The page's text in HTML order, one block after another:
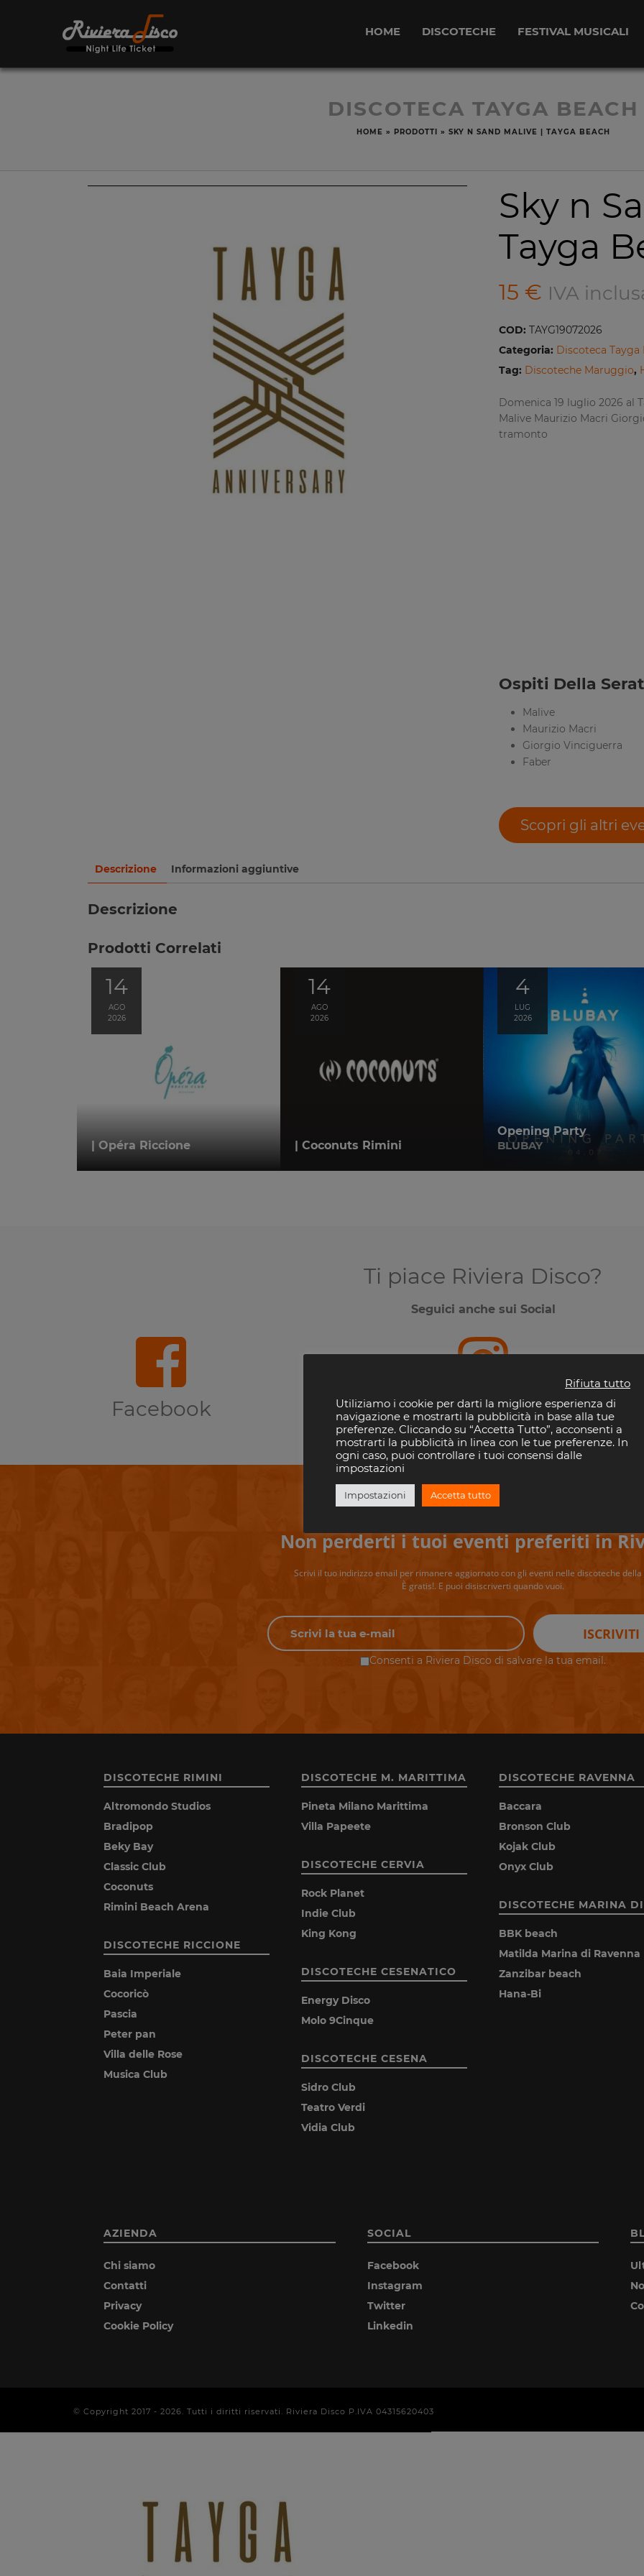
HOME DISCOTECHE FESTIVAL MUSICALI
DISCOTECA TAYGA BEACH
HOME » PRODOTTI » SKY N SAND MALIVE | TAYGA BEACH
Sky n
Tayga
15 € IVA
COD: TAYG19072026
Categoria: Discoteca Tayga
Tag: Discoteche Maruggio,
Domenica 19 luglio 2026 al
Malive Maurizio Macri
tramonto
Ospiti Della
Malive
Maurizio Macri
Giorgio Vinciguerra
Faber
Scopri gli altri
Descrizione Informazioni aggiuntive
Descrizione
Prodotti Correlati
14
AGO
2026
| Opéra Riccione
14
AGO
2026
| Coconuts Rimini
4
LUG
2026
Opening Party
BLUBAY
Ti piace Riviera Disco?
Seguici anche sui Social
Facebook Instagram
Non perderti i tuoi eventi preferiti in
Scrivi il tuo indirizzo email per rimanere aggiornato con gli eventi nelle discoteche
È gratis!. E puoi disiscriverti quando vuoi.
ISCRIVITI
Consenti a Riviera Disco di salvare la tua email.
DISCOTECHE RIMINI
Altromondo Studios
Bradipop
Beky Bay
Classic Club
Coconuts
Rimini Beach Arena
DISCOTECHE RICCIONE
Baia Imperiale
Cocoricò
Pascia
Peter pan
Villa delle Rose
Musica Club
DISCOTECHE M. MARITTIMA
Pineta Milano Marittima
Villa Papeete
DISCOTECHE CERVIA
Rock Planet
Indie Club
King Kong
DISCOTECHE CESENATICO
Energy Disco
Molo 9Cinque
DISCOTECHE CESENA
Sidro Club
Teatro Verdi
Vidia Club
DISCOTECHE RAVENNA
Baccara
Bronson Club
Kojak Club
Onyx Club
DISCOTECHE MARINA
BBK beach
Matilda Marina di Ravenna
Zanzibar beach
Hana-Bi
AZIENDA
Chi siamo
Contatti
Privacy
Cookie Policy
SOCIAL
Facebook
Instagram
Twitter
Linkedin
© Copyright 2017 - 2026. Tutti i diritti riservati. Riviera Disco P.IVA 04315620403
Rifiuta tutto
Utiliziamo i cookie per darti la migliore esperienza di
navigazione e mostrarti la pubblicità in base alla tue
preferenze. Cliccando su “Accetta Tutto”, acconsenti a
mostrarti la pubblicità in linea con le tue preferenze. In
ogni caso, puoi controllare i tuoi consensi dalle
impostazioni
Impostazioni Accetta tutto